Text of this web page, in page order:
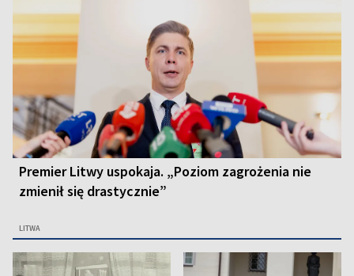
Premier Litwy uspokaja. „Poziom zagrożenia nie
zmienił się drastycznie”
LITWA